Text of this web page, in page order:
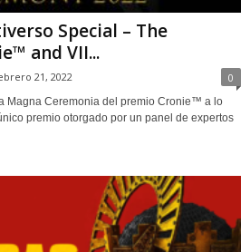
Special – The
and VII...
21, 2022 0
Magna Ceremonia del premio Cronie™ a lo
premio otorgado por un panel de expertos